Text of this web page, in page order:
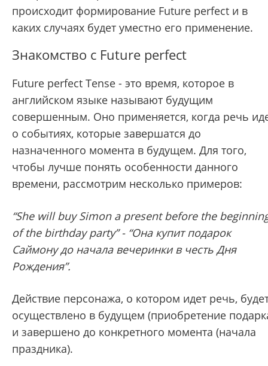
происходит формирование Future perfect и в
каких случаях будет уместно его применение.
Знакомство с Future perfect
Future perfect Tense - это время, которое в
английском языке называют будущим
совершенным. Оно применяется, когда речь
о событиях, которые завершатся до
назначенного момента в будущем. Для того,
чтобы лучше понять особенности данного
времени, рассмотрим несколько примеров:
“She will buy Simon a present before the
of the birthday party” - “Она купит подарок
Саймону до начала вечеринки в честь Дня
Рождения”.
Действие персонажа, о котором идет речь,
осуществлено в будущем (приобретение
и завершено до конкретного момента (начала
праздника).